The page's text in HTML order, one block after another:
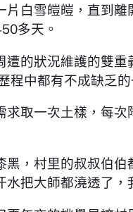
雪皚皚，直到離
多天。
狀況維護的雙重
中都有不成缺乏
一次土樣，每次
村里的叔叔伯伯
把大師都澆透了